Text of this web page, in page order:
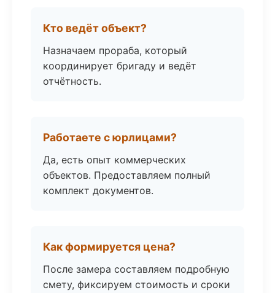
Кто ведёт объект?
Назначаем прораба, который
координирует бригаду и ведёт
отчётность.
Работаете с юрлицами?
Да, есть опыт коммерческих
объектов. Предоставляем полный
комплект документов.
Как формируется цена?
После замера составляем подробную
смету, фиксируем стоимость и сроки